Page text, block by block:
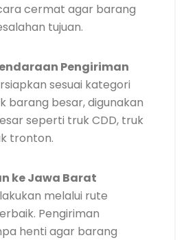
cermat agar barang
tujuan.
Pengiriman
sesuai kategori
barang besar, digunakan
seperti truk CDD, truk
tronton.
ke Jawa Barat
melalui rute
Pengiriman
henti agar barang